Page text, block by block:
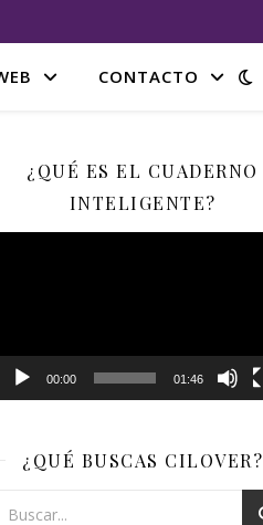
CONTACTO
¿QUÉ ES EL CUADERNO
INTELIGENTE?
00:00 01:46
¿QUÉ BUSCAS CILOVER?